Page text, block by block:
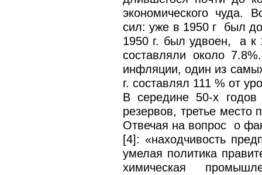
экономического чуда.
сил: уже в 1950 г был
1950 г. был удвоен, а к
составляли около
инфляции, один из
г. составлял 111 % от
В середине 50-х
резервов, третье
Отвечая на вопрос о
[4]: «находчивость
умелая политика
химическая